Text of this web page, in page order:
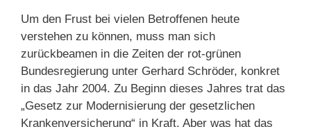
Um den Frust bei vielen Betroffenen heute
verstehen zu können, muss man sich
zurückbeamen in die Zeiten der rot-grünen
Bundesregierung unter Gerhard Schröder, konkret
in das Jahr 2004. Zu Beginn dieses Jahres trat das
„Gesetz zur Modernisierung der gesetzlichen
Krankenversicherung“ in Kraft. Aber was hat das